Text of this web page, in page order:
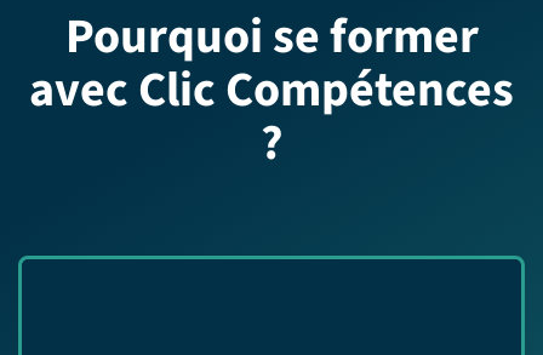
Pourquoi se former
avec Clic Compétences
?